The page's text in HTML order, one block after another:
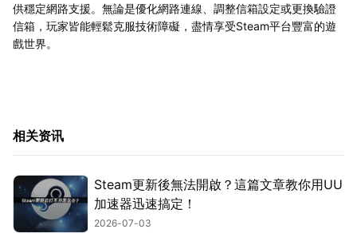
供穩定網路支援。無論是優化網路連線、調整信箱設定或更換驗證
信箱，玩家皆能輕鬆克服技術障礙，盡情享受Steam平台豐富的遊
戲世界。
相关资讯
Steam更新後無法開啟？這篇文章教你用UU
加速器迅速搞定！
2026-07-03